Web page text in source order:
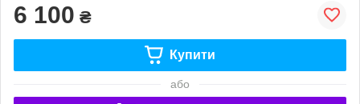
6 100 ₴
Купити
або